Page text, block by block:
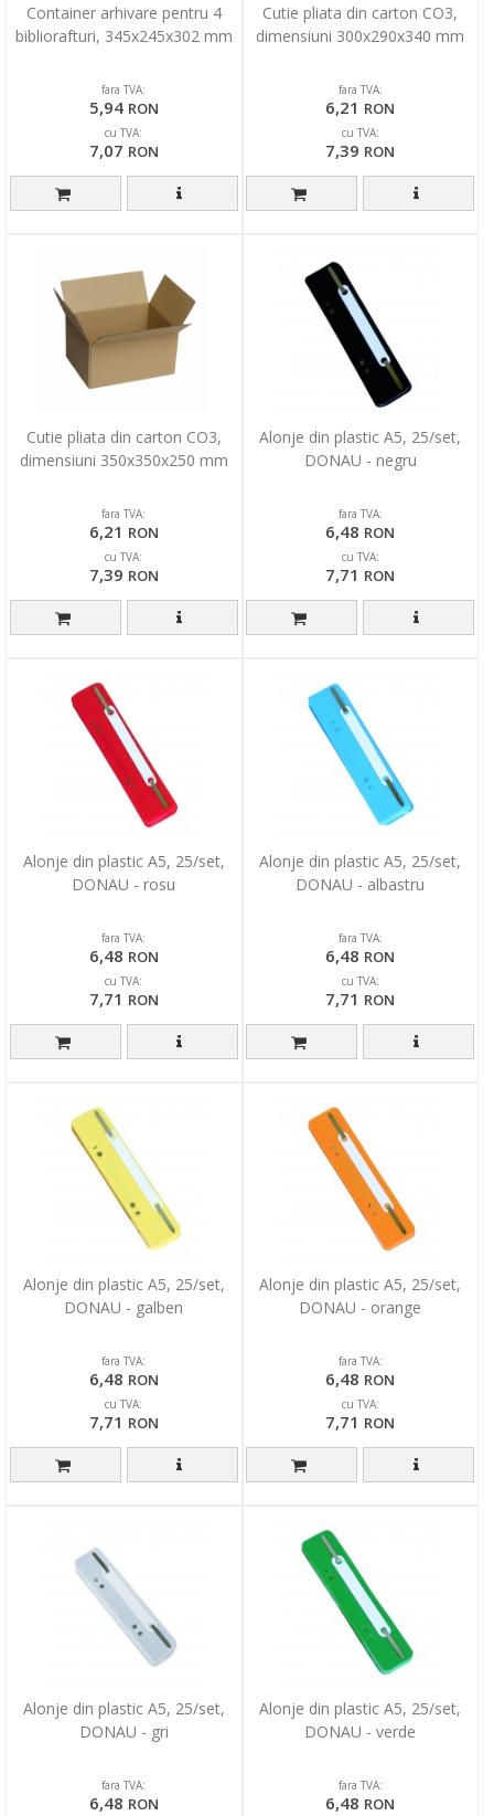
Container arhivare pentru 4
bibliorafturi, 345x245x302 mm
fara TVA:
5,94 RON
cu TVA:
7,07 RON
Cutie pliata din carton CO3,
dimensiuni 300x290x340 mm
fara TVA:
6,21 RON
cu TVA:
7,39 RON
Cutie pliata din carton CO3,
dimensiuni 350x350x250 mm
fara TVA:
6,21 RON
cu TVA:
7,39 RON
Alonje din plastic A5, 25/set,
DONAU - negru
fara TVA:
6,48 RON
cu TVA:
7,71 RON
Alonje din plastic A5, 25/set,
DONAU - rosu
fara TVA:
6,48 RON
cu TVA:
7,71 RON
Alonje din plastic A5, 25/set,
DONAU - albastru
fara TVA:
6,48 RON
cu TVA:
7,71 RON
Alonje din plastic A5, 25/set,
DONAU - galben
fara TVA:
6,48 RON
cu TVA:
7,71 RON
Alonje din plastic A5, 25/set,
DONAU - orange
fara TVA:
6,48 RON
cu TVA:
7,71 RON
Alonje din plastic A5, 25/set,
DONAU - gri
fara TVA:
6,48 RON
Alonje din plastic A5, 25/set,
DONAU - verde
fara TVA:
6,48 RON